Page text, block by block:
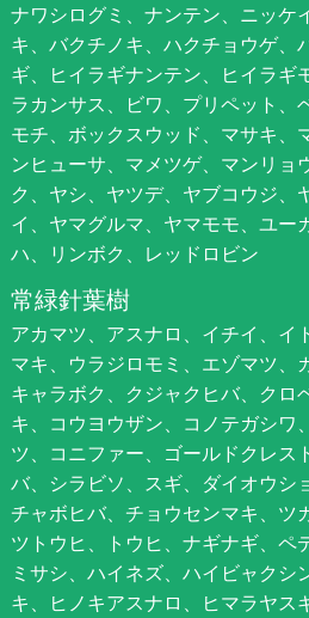
ナワシログミ、ナンテン、ニッケ
キ、バクチノキ、ハクチョウゲ、
ギ、ヒイラギナンテン、ヒイラギ
ラカンサス、ビワ、プリペット、
モチ、ボックスウッド、マサキ、
ンヒューサ、マメツゲ、マンリョ
ク、ヤシ、ヤツデ、ヤブコウジ、
イ、ヤマグルマ、ヤマモモ、ユー
ハ、リンボク、レッドロビン
常緑針葉樹
アカマツ、アスナロ、イチイ、イ
マキ、ウラジロモミ、エゾマツ、
キャラボク、クジャクヒバ、クロ
キ、コウヨウザン、コノテガシワ
ツ、コニファー、ゴールドクレス
バ、シラビソ、スギ、ダイオウシ
チャボヒバ、チョウセンマキ、ツ
ツトウヒ、トウヒ、ナギナギ、ペ
ミサシ、ハイネズ、ハイビャクシ
キ、ヒノキアスナロ、ヒマラヤス